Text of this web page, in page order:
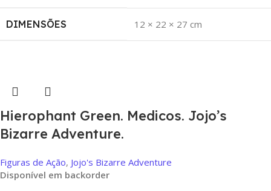
DIMENSÕES 12 × 22 × 27 cm
Hierophant Green. Medicos. Jojo’s
Bizarre Adventure.
Figuras de Ação, Jojo's Bizarre Adventure
Disponível em backorder